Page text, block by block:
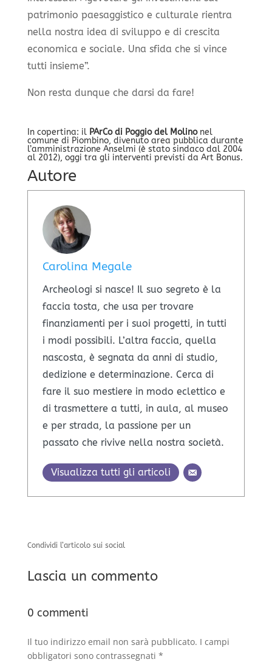
patrimonio paesaggistico e culturale rientra
nella nostra idea di sviluppo e di crescita
economica e sociale. Una sfida che si vince
tutti insieme”.
Non resta dunque che darsi da fare!
In copertina: il PArCo di Poggio del Molinonel
comune di Piombino, divenuto area pubblica durante
l’amministrazione Anselmi (è stato sindaco dal 2004
al 2012), oggi tra gli interventi previsti da Art Bonus.
Autore
Carolina Megale
Archeologi si nasce! Il suo segreto è la
faccia tosta, che usa per trovare
finanziamenti per i suoi progetti, in tutti
i modi possibili. L’altra faccia, quella
nascosta, è segnata da anni di studio,
dedizione e determinazione. Cerca di
fare il suo mestiere in modo eclettico e
di trasmettere a tutti, in aula, al museo
e per strada, la passione per un
passato che rivive nella nostra società.
Visualizza tutti gli articoli
Condividi l’articolo sui social
Lascia un commento
0 commenti
Il tuo indirizzo email non sarà pubblicato. I campi
obbligatori sono contrassegnati *